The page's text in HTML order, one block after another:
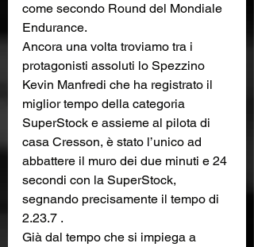
come secondo Round del Mondiale
Endurance.
Ancora una volta troviamo tra i
protagonisti assoluti lo Spezzino
Kevin Manfredi che ha registrato il
miglior tempo della categoria
SuperStock e assieme al pilota di
casa Cresson, è stato l’unico ad
abbattere il muro dei due minuti e 24
secondi con la SuperStock,
segnando precisamente il tempo di
2.23.7 .
Già dal tempo che si impiega a